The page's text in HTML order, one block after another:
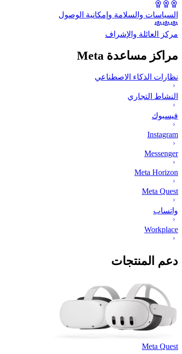
السياسات والسلامة وإمكانية الوصول
مركز العائلة والإشراف
مراكز مساعدة Meta
نظارات الذكاء الاصطناعي
النشاط التجاري
فيسبوك
Instagram
Messenger
Meta Horizon
Meta Quest
واتساب
Workplace
دعم المنتجات
Meta Quest